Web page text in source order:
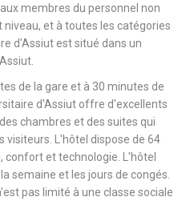
membres du personnel non
et à toutes les catégories
d'Assiut est situé dans un
de la gare et à 30 minutes de
d'Assiut offre d'excellents
chambres et des suites qui
visiteurs. L'hôtel dispose de 64
confort et technologie. L'hôtel
semaine et les jours de congés.
pas limité à une classe sociale